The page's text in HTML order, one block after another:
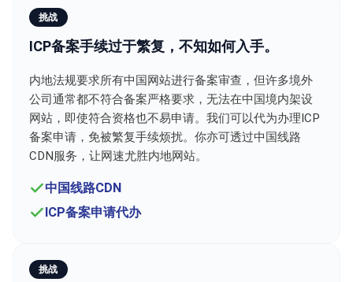
挑战
ICP备案手续过于繁复，不知如何入手。
内地法规要求所有中国网站进行备案审查，但许多境外
公司通常都不符合备案严格要求，无法在中国境内架设
网站，即使符合资格也不易申请。我们可以代为办理ICP
备案申请，免被繁复手续烦扰。你亦可透过中国线路
CDN服务，让网速尤胜内地网站。
中国线路CDN
ICP备案申请代办
挑战